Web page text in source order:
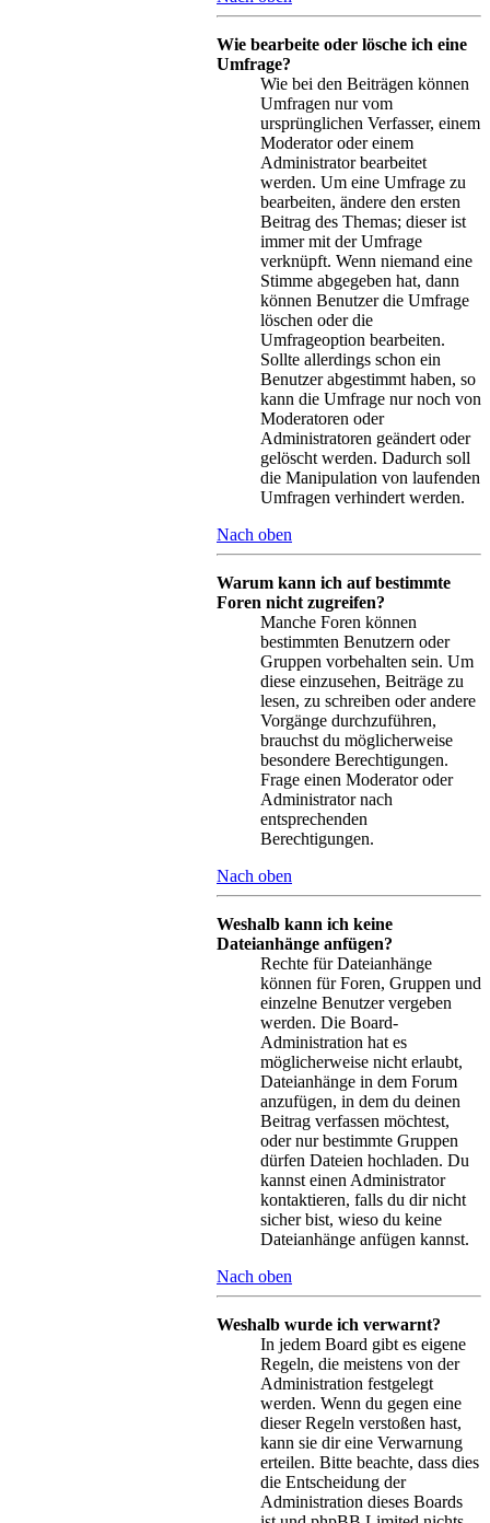
Wie bearbeite oder lösche ich eine
Umfrage?
Wie bei den Beiträgen können
Umfragen nur vom
ursprünglichen Verfasser, einem
Moderator oder einem
Administrator bearbeitet
werden. Um eine Umfrage zu
bearbeiten, ändere den ersten
Beitrag des Themas; dieser ist
immer mit der Umfrage
verknüpft. Wenn niemand eine
Stimme abgegeben hat, dann
können Benutzer die Umfrage
löschen oder die
Umfrageoption bearbeiten.
Sollte allerdings schon ein
Benutzer abgestimmt haben, so
kann die Umfrage nur noch von
Moderatoren oder
Administratoren geändert oder
gelöscht werden. Dadurch soll
die Manipulation von laufenden
Umfragen verhindert werden.
Nach oben
Warum kann ich auf bestimmte
Foren nicht zugreifen?
Manche Foren können
bestimmten Benutzern oder
Gruppen vorbehalten sein. Um
diese einzusehen, Beiträge zu
lesen, zu schreiben oder andere
Vorgänge durchzuführen,
brauchst du möglicherweise
besondere Berechtigungen.
Frage einen Moderator oder
Administrator nach
entsprechenden
Berechtigungen.
Nach oben
Weshalb kann ich keine
Dateianhänge anfügen?
Rechte für Dateianhänge
können für Foren, Gruppen und
einzelne Benutzer vergeben
werden. Die Board-
Administration hat es
möglicherweise nicht erlaubt,
Dateianhänge in dem Forum
anzufügen, in dem du deinen
Beitrag verfassen möchtest,
oder nur bestimmte Gruppen
dürfen Dateien hochladen. Du
kannst einen Administrator
kontaktieren, falls du dir nicht
sicher bist, wieso du keine
Dateianhänge anfügen kannst.
Nach oben
Weshalb wurde ich verwarnt?
In jedem Board gibt es eigene
Regeln, die meistens von der
Administration festgelegt
werden. Wenn du gegen eine
dieser Regeln verstoßen hast,
kann sie dir eine Verwarnung
erteilen. Bitte beachte, dass dies
die Entscheidung der
Administration dieses Boards